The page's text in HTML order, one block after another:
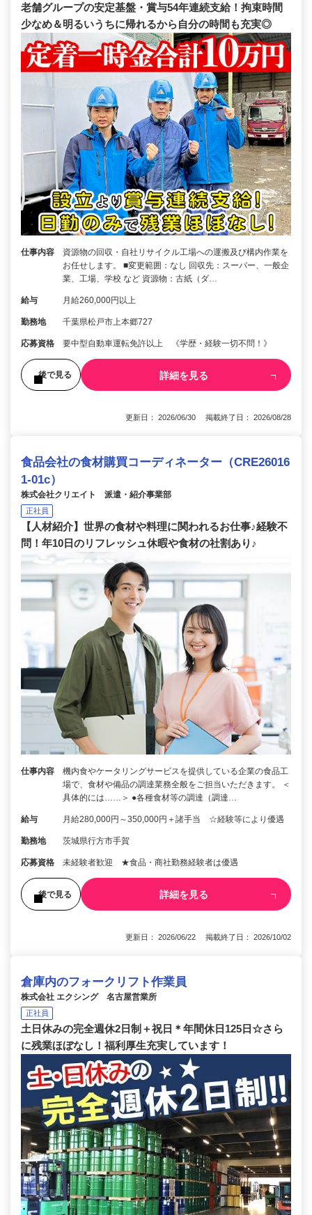
老舗グループの安定基盤・賞与54年連続支給！拘束時間
少なめ＆明るいうちに帰れるから自分の時間も充実◎
仕事内容
資源物の回収・自社リサイクル工場への運搬及び構内作業を
お任せします。 ■変更範囲：なし 回収先：スーパー、一般企
業、工場、学校 など 資源物：古紙（ダ…
給与 月給260,000円以上
勤務地 千葉県松戸市上本郷727
応募資格 要中型自動車運転免許以上 《学歴・経験一切不問！》
後で見る 詳細を見る
更新日： 2026/06/30 掲載終了日： 2026/08/28
食品会社の食材購買コーディネーター（CRE26016
1-01c）
株式会社クリエイト 派遣・紹介事業部
正社員
【人材紹介】世界の食材や料理に関われるお仕事♪経験不
問！年10日のリフレッシュ休暇や食材の社割あり♪
仕事内容
機内食やケータリングサービスを提供している企業の食品工
場で、食材や備品の調達業務全般をご担当いただきます。 ＜
具体的には……＞ ●各種食材等の調達（調達…
給与 月給280,000円～350,000円＋諸手当 ☆経験等により優遇
勤務地 茨城県行方市手賀
応募資格 未経験者歓迎 ★食品・商社勤務経験者は優遇
後で見る 詳細を見る
更新日： 2026/06/22 掲載終了日： 2026/10/02
倉庫内のフォークリフト作業員
株式会社 エクシング 名古屋営業所
正社員
土日休みの完全週休2日制＋祝日＊年間休日125日☆さら
に残業ほぼなし！福利厚生充実しています！